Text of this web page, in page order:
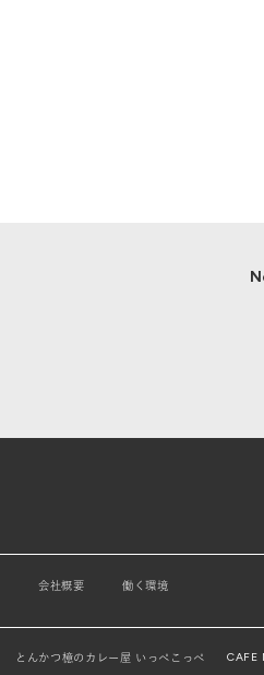
会社概要 働く環境
とんかつ檍のカレー屋 いっぺこっぺ
CAFE